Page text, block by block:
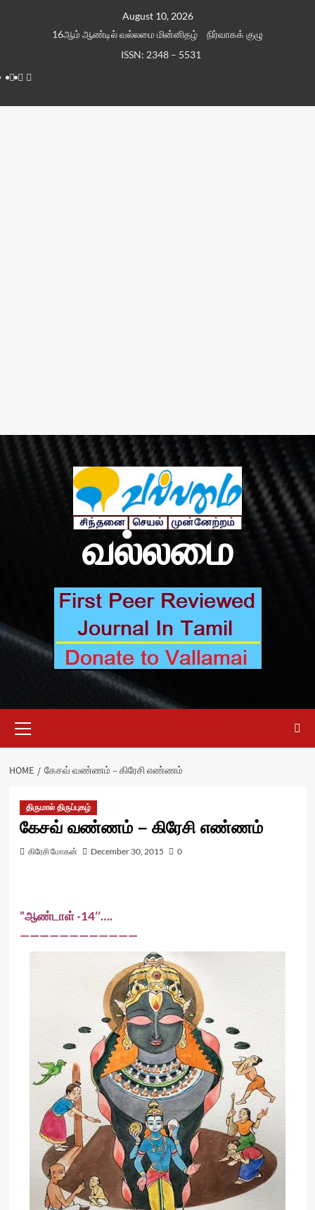
August 10, 2026
16ஆம் ஆண்டில் வல்லமை மின்னிதழ்
நிர்வாகக் குழு
ISSN: 2348 – 5531
Facebook
Twitter
Youtube
வல்லமை
Menu
HOME கேசவ் வண்ணம் – கிரேசி எண்ணம்
திருமால் திருப்புகழ்
கேசவ் வண்ணம் – கிரேசி எண்ணம்
கிரேசி மோகன் December 30, 2015 0
”ஆண்டாள் -14’’….
————————————